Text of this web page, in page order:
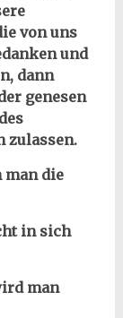
von uns
und
dann
genesen
zulassen.
man die